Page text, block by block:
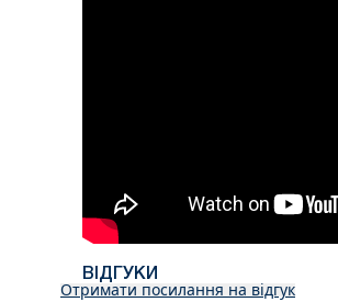
ВІДГУКИ
Отримати посилання на відгук